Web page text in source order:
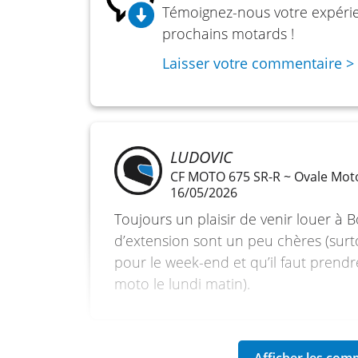
Transmission finale :Chaîne
Partie cycle
Longueur :2 288 mm
Largeur :945 mm
Empattement :1 525 mm
Poids :199 kg à sec / 222 kg en ordre de
Suspension avant :Fourche inversée
190 / 230 mm
Témoignez-nous votre
prochains motards !
Laisser votre commentaire >
LUDOVIC
CF MOTO 675 SR-R ~ Ovale
16/05/2026
Toujours un plaisir de venir louer à
d’extension sont un peu chères
pour le week-end et qu’il faut
moto le lundi matin).